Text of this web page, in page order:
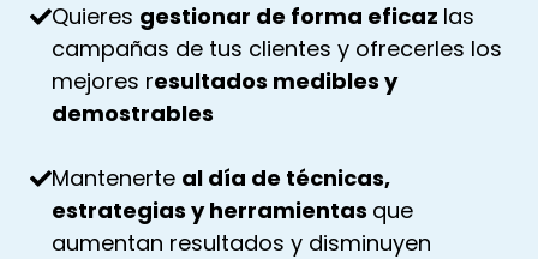
Quieres gestionar de forma eficaz las
campañas de tus clientes y ofrecerles los
mejores resultados medibles y
demostrables
Mantenerte al día de técnicas,
estrategias y herramientas que
aumentan resultados y disminuyen